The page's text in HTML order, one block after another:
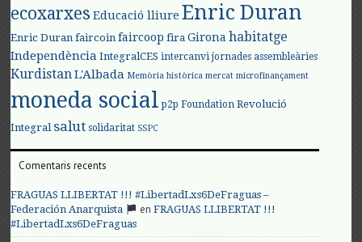
ecoxarxes Educació lliure Enric Duran
Enric Duran faircoin faircoop fira Girona habitatge
Independència IntegralCES intercanvi jornades assembleàries
KurdistanL'Albada Memòria històrica mercat microfinançament
moneda social p2p Foundation Revolució
Integral salut solidaritat SSPC
Comentaris recents
FRAGUAS LLIBERTAT !!! #LibertadLxs6DeFraguas –
Federación Anarquista
enFRAGUAS LLIBERTAT !!!
#LibertadLxs6DeFraguas